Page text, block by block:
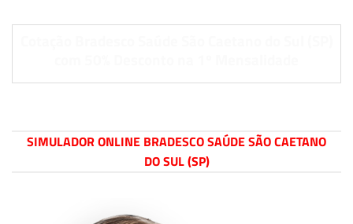
SIMULADOR ONLINE BRADESCO SAÚDE SÃO CAETANO
DO SUL (SP)